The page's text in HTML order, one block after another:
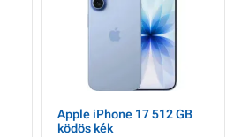
Apple iPhone 17 512 GB
ködös kék